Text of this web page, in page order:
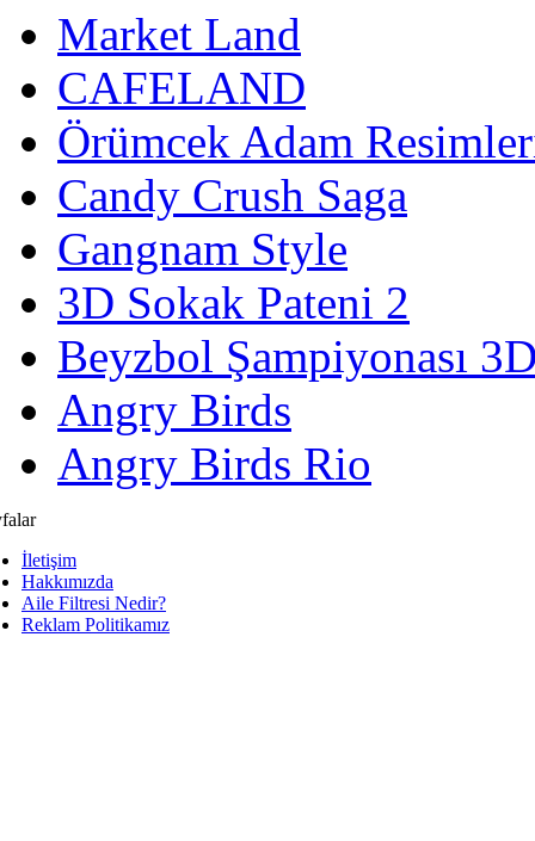
Market Land
CAFELAND
Örümcek Adam
Candy Crush Saga
Gangnam Style
3D Sokak Pateni 2
Beyzbol Şampiyonası
Angry Birds
Angry Birds Rio
İletişim
Hakkımızda
Aile Filtresi Nedir?
Reklam Politikamız